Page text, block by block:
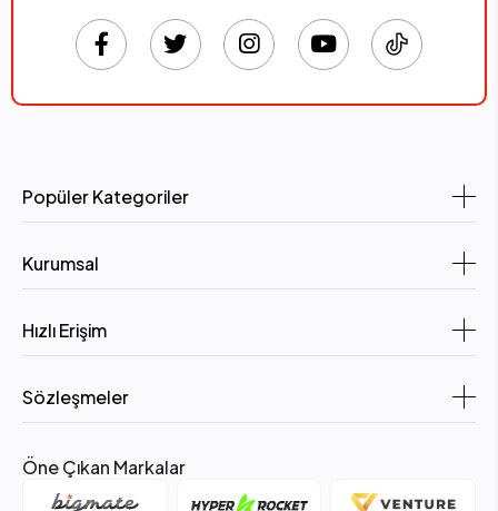
Popüler Kategoriler
Kurumsal
Hızlı Erişim
Sözleşmeler
Öne Çıkan Markalar